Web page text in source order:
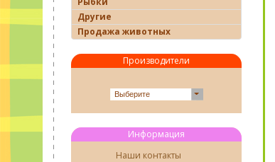
Другие
Продажа животных
Производители
Выберите
Информация
Наши контакты